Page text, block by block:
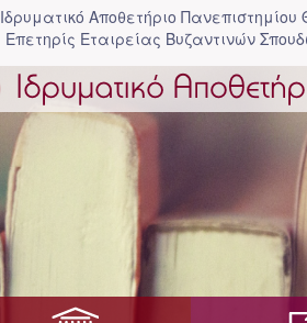
Ιδρυματικό Αποθετήριο
Επετηρίς Εταιρείας Βυζαντινών